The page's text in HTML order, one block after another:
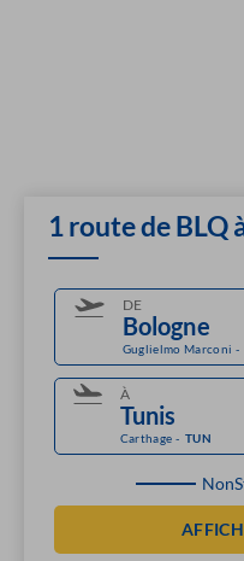
1 route de BLQ
DE
Guglielmo Marconi -
À
Carthage - TUN